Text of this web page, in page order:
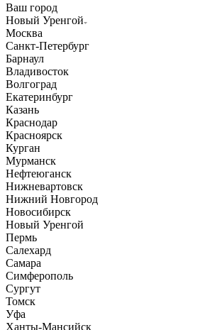
Ваш город
Новый Уренгой
Москва
Санкт-Петербург
Барнаул
Владивосток
Волгоград
Екатеринбург
Казань
Краснодар
Красноярск
Курган
Мурманск
Нефтеюганск
Нижневартовск
Нижний Новгород
Новосибирск
Новый Уренгой
Пермь
Салехард
Самара
Симферополь
Сургут
Томск
Уфа
Ханты-Мансийск